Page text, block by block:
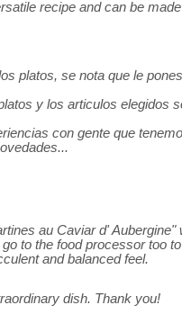
recipe and can be
platos, se nota que le
y los articulos elegidos
con gente que
au Caviar d'
to the food processor too
and balanced feel.
dish. Thank you!